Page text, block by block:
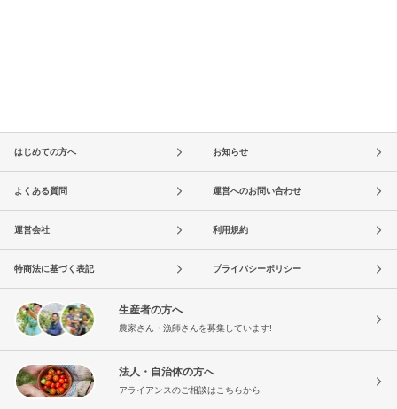
はじめての方へ お知らせ
よくある質問 運営へのお問い合わせ
運営会社 利用規約
特商法に基づく表記 プライバシーポリシー
生産者の方へ
農家さん・漁師さんを募集しています!
法人・自治体の方へ
アライアンスのご相談はこちらから